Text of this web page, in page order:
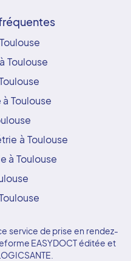
Toulouse
Toulouse
à Toulouse
à Toulouse
service de prise en rendez-
EASYDOCT éditée et